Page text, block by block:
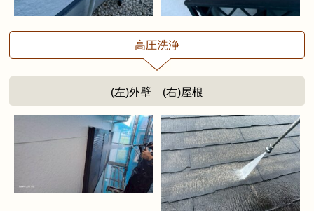
高圧洗浄
(左)外壁 (右)屋根